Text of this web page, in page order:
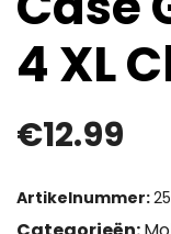
4 XL
€12.99
Artikelnummer: